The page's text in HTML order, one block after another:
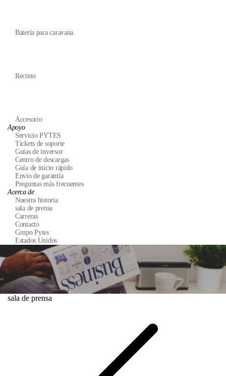
Batería para caravana
Recinto
Accesorio
Apoyo
Servicio PYTES
Tickets de soporte
Guías de inversor
Centro de descargas
Guía de inicio rápido
Envío de garantía
Preguntas más frecuentes
Acerca de
Nuestra historia
sala de prensa
Carreras
Contacto
Grupo Pytes
Estados Unidos
sala de prensa